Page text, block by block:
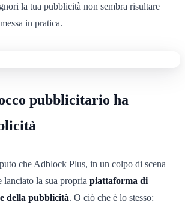
la tua pubblicità non sembra risultare
in pratica.
pubblicitario ha
che Adblock Plus, in un colpo di scena
lanciato la sua propria piattaforma di
della pubblicità. O ciò che è lo stesso: